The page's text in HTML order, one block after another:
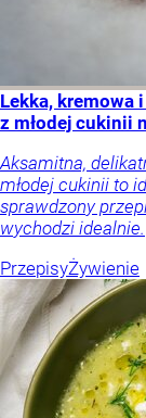
Lekka, kremowa
z młodej cukinii
Aksamitna,
młodej cukinii to
sprawdzony
wychodzi idealnie.
PrzepisyŻywienie